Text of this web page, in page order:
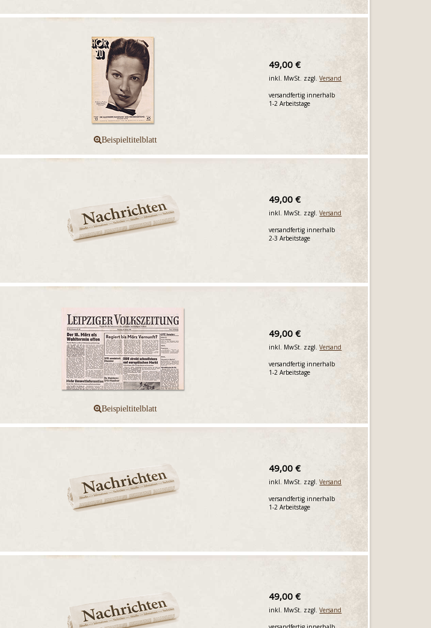
49,00 €
inkl. MwSt. zzgl.Versand
versandfertig innerhalb
1-2 Arbeitstage
49,00 €
inkl. MwSt. zzgl.Versand
versandfertig innerhalb
2-3 Arbeitstage
49,00 €
inkl. MwSt. zzgl.Versand
versandfertig innerhalb
1-2 Arbeitstage
49,00 €
inkl. MwSt. zzgl.Versand
versandfertig innerhalb
1-2 Arbeitstage
49,00 €
inkl. MwSt. zzgl.Versand